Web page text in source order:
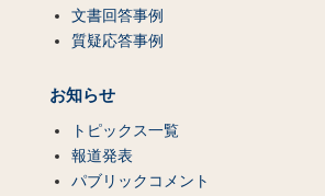
文書回答事例
質疑応答事例
お知らせ
トピックス一覧
報道発表
パブリックコメント